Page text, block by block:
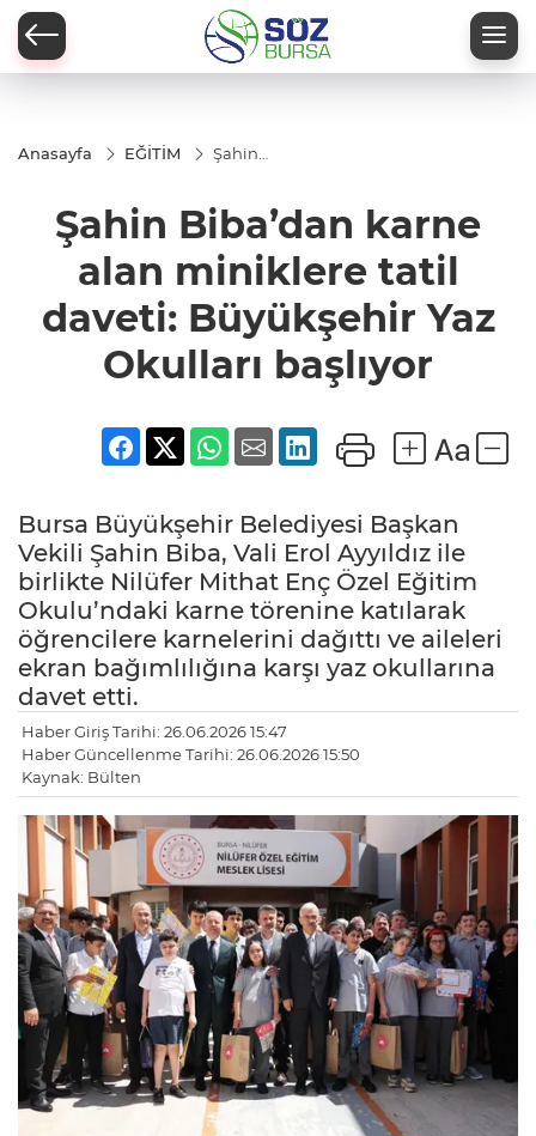
Anasayfa EĞİTİM
Şahin
miniklere
tatil daveti:
Yaz
Okulları
başlıyor
Şahin Biba’dan karne
alan miniklere tatil
daveti: Büyükşehir Yaz
Okulları başlıyor
Bursa Büyükşehir Belediyesi Başkan
Vekili Şahin Biba, Vali Erol Ayyıldız ile
birlikte Nilüfer Mithat Enç Özel Eğitim
Okulu’ndaki karne törenine katılarak
öğrencilere karnelerini dağıttı ve aileleri
ekran bağımlılığına karşı yaz okullarına
davet etti.
Haber Giriş Tarihi: 26.06.2026 15:47
Haber Güncellenme Tarihi: 26.06.2026 15:50
Kaynak: Bülten